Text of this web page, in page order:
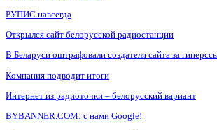
РУПИС навсегда
Открылся сайт белорусской радиостанции
В Беларуси оштрафовали создателя сайта за
Компания подводит итоги
Интернет из радиоточки – белорусский вариант
BYBANNER.COM: c нами Google!